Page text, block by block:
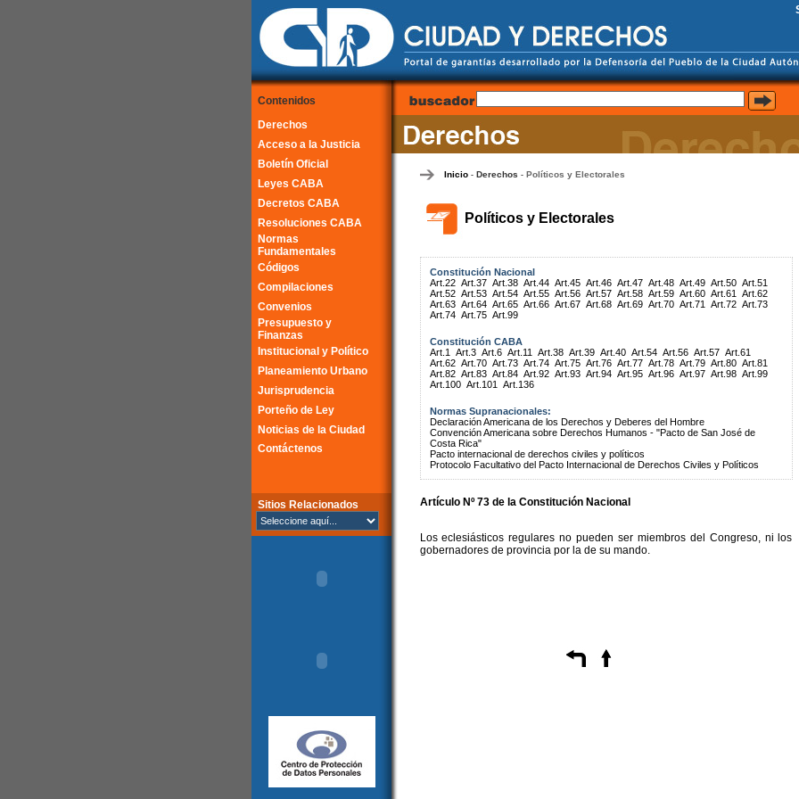
Contenidos
Derechos
Acceso a la Justicia
Boletín Oficial
Leyes CABA
Decretos CABA
Resoluciones CABA
Normas
Fundamentales
Códigos
Compilaciones
Convenios
Presupuesto y
Finanzas
Institucional y Político
Planeamiento Urbano
Jurisprudencia
Porteño de Ley
Noticias de la Ciudad
Contáctenos
Sitios Relacionados
Inicio- Derechos - Políticos y Electorales
Políticos y Electorales
Constitución Nacional
Art.22 Art.37 Art.38 Art.44 Art.45 Art.46 Art.47 Art.48 Art.49 Art.50 Art.51
Art.52 Art.53 Art.54 Art.55 Art.56 Art.57 Art.58 Art.59 Art.60 Art.61
Art.62
Art.63 Art.64 Art.65 Art.66 Art.67 Art.68 Art.69 Art.70 Art.71 Art.72 Art.73
Art.74 Art.75 Art.99
Constitución CABA
Art.1
Art.3 Art.6 Art.11 Art.38 Art.39 Art.40 Art.54 Art.56 Art.57 Art.61
Art.62 Art.70 Art.73 Art.74 Art.75 Art.76 Art.77 Art.78 Art.79 Art.80 Art.81
Art.82 Art.83 Art.84 Art.92 Art.93 Art.94 Art.95 Art.96 Art.97 Art.98 Art.99
Art.100 Art.101 Art.136
Normas Supranacionales:
Declaración Americana de los Derechos y Deberes del Hombre
Convención Americana sobre Derechos Humanos - "Pacto de San José de
Costa Rica"
Pacto internacional de derechos civiles y políticos
Protocolo Facultativo del Pacto Internacional de Derechos Civiles y Políticos
Artículo Nº 73 de la Constitución Nacional
Los eclesiásticos regulares no pueden ser miembros del Congreso, ni los
gobernadores de provincia por la de su mando.